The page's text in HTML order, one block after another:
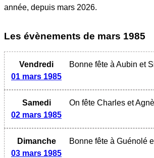
année, depuis mars 2026.
Les évènements de mars 1985
Vendredi
01 mars 1985
Bonne fête à Aubin et
Samedi
02 mars 1985
On fête Charles et
Dimanche
03 mars 1985
Bonne fête à Guénolé